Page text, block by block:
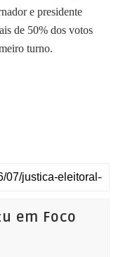
e presidente
de 50% dos votos
turno.
em Foco